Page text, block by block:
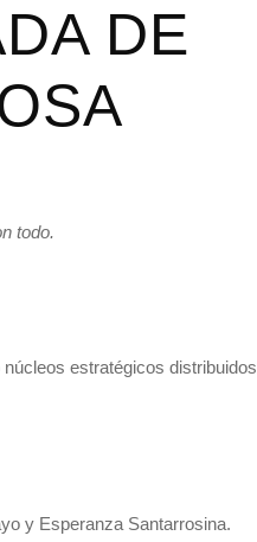
DE
todo.
estratégicos distribuidos
y Esperanza Santarrosina.